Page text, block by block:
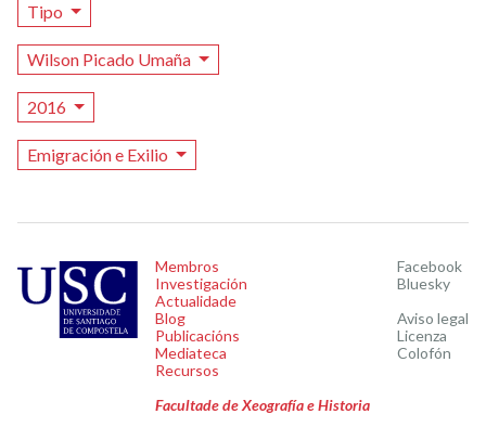
Tipo
Wilson Picado Umaña
2016
Emigración e Exilio
Membros
Investigación
Actualidade
Blog
Publicacións
Mediateca
Recursos
Facebook
Bluesky
Aviso legal
Licenza
Colofón
Facultade de Xeografía e Historia